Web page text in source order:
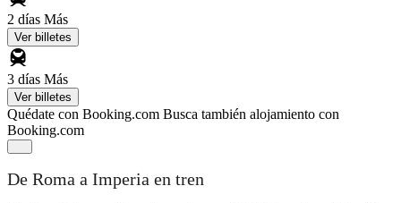
2 días Más
Ver billetes
3 días Más
Ver billetes
Quédate con Booking.com Busca también alojamiento con
Booking.com
De Roma a Imperia en tren